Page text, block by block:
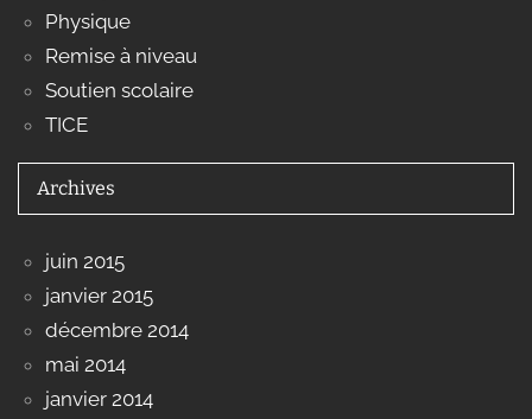
Physique
Remise à niveau
Soutien scolaire
TICE
Archives
juin 2015
janvier 2015
décembre 2014
mai 2014
janvier 2014